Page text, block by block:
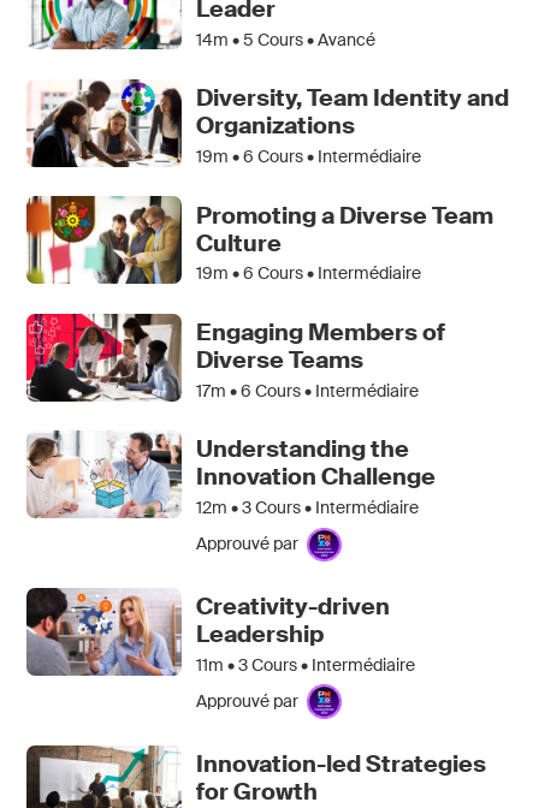
Leader
14m •5 Cours • Avancé
Diversity, Team Identity and
Organizations
19m •6 Cours • Intermédiaire
Promoting a Diverse Team
Culture
19m •6 Cours • Intermédiaire
Engaging Members of
Diverse Teams
17m •6 Cours • Intermédiaire
Understanding the
Innovation Challenge
12m •3Cours • Intermédiaire
Approuvé par
Creativity-driven
Leadership
11m •3Cours • Intermédiaire
Approuvé par
Innovation-led Strategies
for Growth